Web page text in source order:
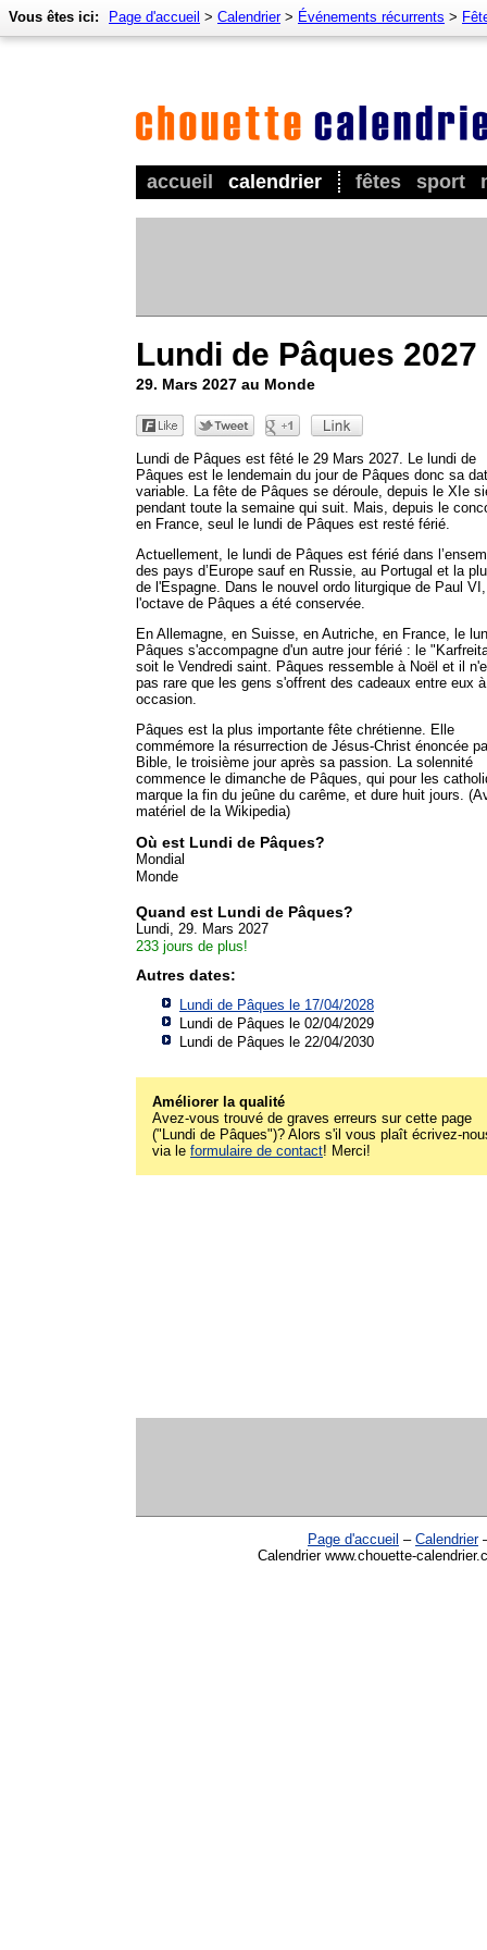
accueil calendrier fêtes sport
Vous êtes ici: Page d'accueil > Calendrier> Événements récurrents >
Lundi de Pâques 2027
29. Mars 2027 au Monde
Lundi de Pâques est fêté le 29 Mars 2027. Le lundi de
Pâques est le lendemain du jour de Pâques donc sa
variable. La fête de Pâques se déroule, depuis le XIe
pendant toute la semaine qui suit. Mais, depuis le
en France, seul le lundi de Pâques est resté férié.
Actuellement, le lundi de Pâques est férié dans
des pays d’Europe sauf en Russie, au Portugal et la
de l'Espagne. Dans le nouvel ordo liturgique de Paul VI,
l'octave de Pâques a été conservée.
En Allemagne, en Suisse, en Autriche, en France, le
Pâques s'accompagne d'un autre jour férié : le
soit le Vendredi saint. Pâques ressemble à Noël et il
pas rare que les gens s'offrent des cadeaux entre eux
occasion.
Pâques est la plus importante fête chrétienne. Elle
commémore la résurrection de Jésus-Christ énoncée
Bible, le troisième jour après sa passion. La solennité
commence le dimanche de Pâques, qui pour les
marque la fin du jeûne du carême, et dure huit jours.
matériel de la Wikipedia)
Où est Lundi de Pâques?
Mondial
Monde
Quand est Lundi de Pâques?
Lundi, 29. Mars 2027
233 jours de plus!
Autres dates:
Lundi de Pâques le 17/04/2028
Lundi de Pâques le 02/04/2029
Lundi de Pâques le 22/04/2030
Améliorer la qualité
Avez-vous trouvé de graves erreurs sur cette page
("Lundi de Pâques")? Alors s'il vous plaît écrivez-
via le formulaire de contact! Merci!
Page d'accueil – Calendrier
Calendrier www.chouette-